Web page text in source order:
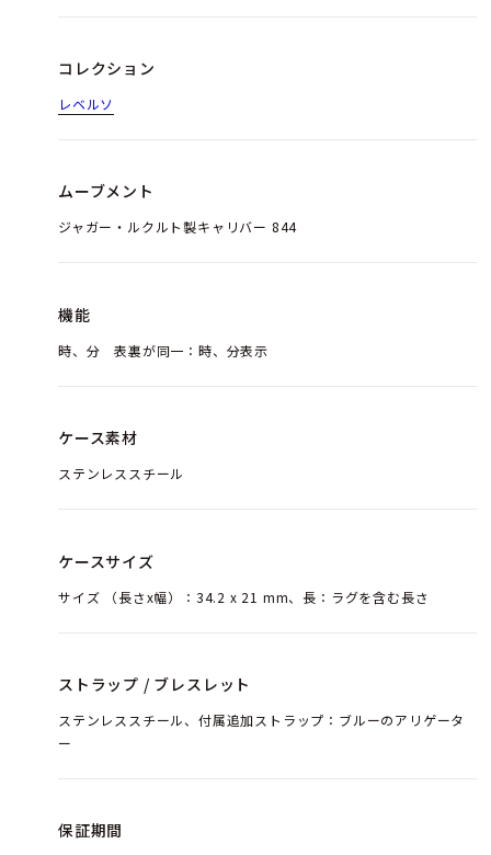
コレクション
レベルソ
ムーブメント
ジャガー・ルクルト製キャリバー 844
機能
時、分 表裏が同一：時、分表示
ケース素材
ステンレススチール
ケースサイズ
サイズ （長さx幅）：34.2 x 21 mm、長：ラグを含む長さ
ストラップ / ブレスレット
ステンレススチール、付属追加ストラップ：ブルーのアリゲータ
ー
保証期間